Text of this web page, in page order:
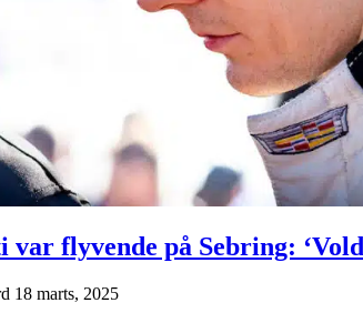
var flyvende på Sebring:
18 marts, 2025